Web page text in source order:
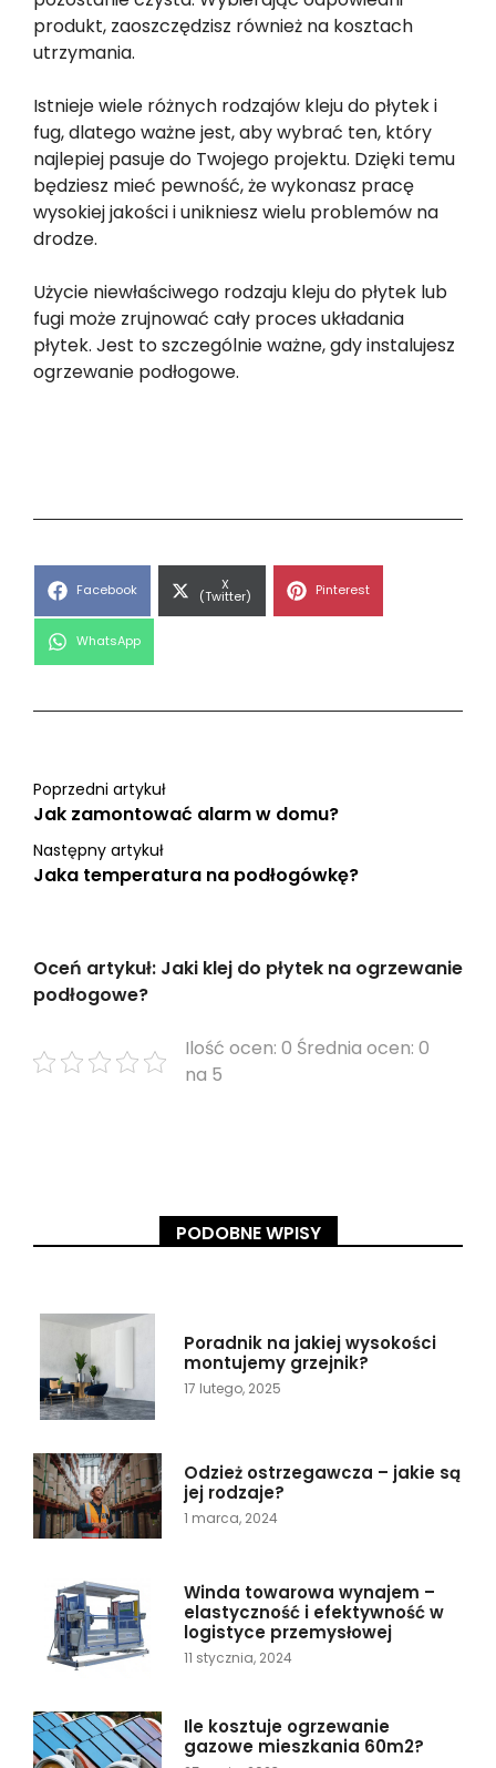
produkt, zaoszczędzisz również na kosztach
utrzymania.
Istnieje wiele różnych rodzajów kleju do płytek i
fug, dlatego ważne jest, aby wybrać ten, który
najlepiej pasuje do Twojego projektu. Dzięki temu
będziesz mieć pewność, że wykonasz pracę
wysokiej jakości i unikniesz wielu problemów na
drodze.
Użycie niewłaściwego rodzaju kleju do płytek lub
fugi może zrujnować cały proces układania
płytek. Jest to szczególnie ważne, gdy instalujesz
ogrzewanie podłogowe.
Share
Facebook Share
on
X
(Twitter) Share
Pinterest
Share
WhatsApp
Poprzedni artykuł
Jak zamontować alarm w domu?
Następny artykuł
Jaka temperatura na podłogówkę?
Oceń artykuł: Jaki klej do płytek na ogrzewanie
podłogowe?
Ilość ocen: 0 Średnia ocen: 0
na 5
PODOBNE WPISY
Poradnik na jakiej wysokości
montujemy grzejnik?
17 lutego, 2025
Odzież ostrzegawcza – jakie są
jej rodzaje?
1 marca, 2024
Winda towarowa wynajem –
elastyczność i efektywność w
logistyce przemysłowej
11 stycznia, 2024
Ile kosztuje ogrzewanie
gazowe mieszkania 60m2?